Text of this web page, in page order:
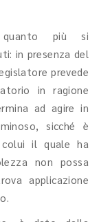
quanto più si
in presenza del
prevede
in ragione
ad agire in
sicché è
il quale ha
non possa
applicazione